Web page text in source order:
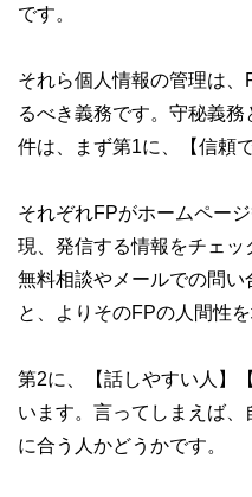
です。
それら個人情報の管理は
るべき義務です。守秘義
件は、まず第1に、【信頼
それぞれFPがホームペー
現、発信する情報をチェッ
無料相談やメールでの問
と、よりそのFPの人間性
第2に、【話しやすい人】
います。言ってしまえば
に合う人かどうかです。